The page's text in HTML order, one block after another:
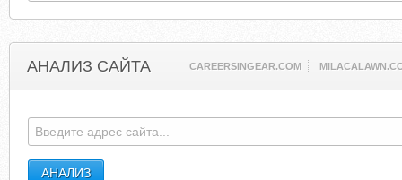
АНАЛИЗ САЙТА CAREERSINGEAR.COM